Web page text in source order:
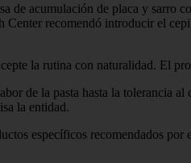
de acumulación de placa y sarro
recomendó introducir el
la rutina con naturalidad. El
de la pasta hasta la tolerancia
la entidad.
específicos recomendados